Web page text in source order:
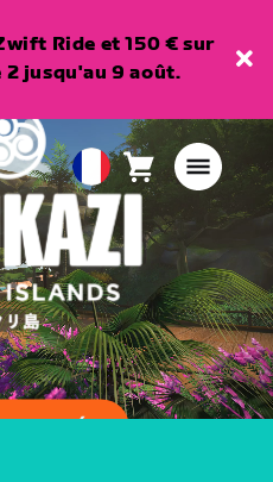
Ride et 150 € sur
2 jusqu'au 9 août.
European
Union
Français
Panier0
article